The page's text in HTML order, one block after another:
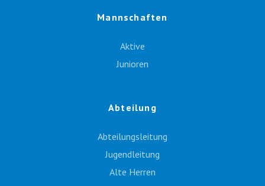
Mannschaften
Aktive
Junioren
Abteilung
Abteilungsleitung
Jugendleitung
Alte Herren